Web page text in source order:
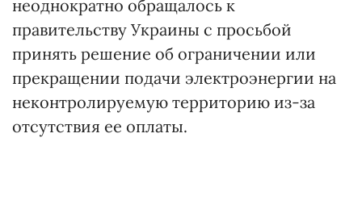
неоднократно обращалось к
правительству Украины с просьбой
принять решение об ограничении или
прекращении подачи электроэнергии на
неконтролируемую территорию из-за
отсутствия ее оплаты.